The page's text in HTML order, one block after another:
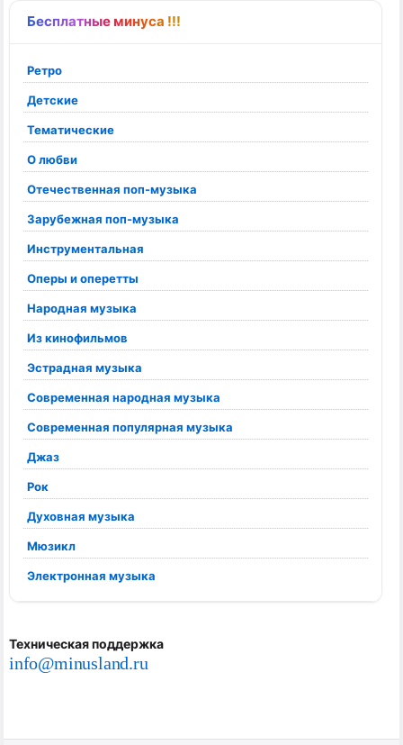
Бесплатные минуса !!!
Ретро
Детские
Тематические
О любви
Отечественная поп-музыка
Зарубежная поп-музыка
Инструментальная
Оперы и оперетты
Народная музыка
Из кинофильмов
Эстрадная музыка
Современная народная музыка
Современная популярная музыка
Джаз
Рок
Духовная музыка
Мюзикл
Электронная музыка
Техническая поддержка
info@minusland.ru